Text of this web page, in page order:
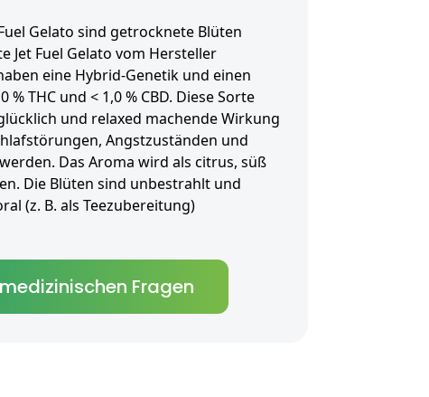
Gelato sind getrocknete Blüten
Jet Fuel Gelato vom Hersteller
eine Hybrid-Genetik und einen
THC und < 1,0 % CBD. Diese Sorte
und relaxed machende Wirkung
Angstzuständen und
Das Aroma wird als citrus, süß
Die Blüten sind unbestrahlt und
(z. B. als Teezubereitung)
Fragen